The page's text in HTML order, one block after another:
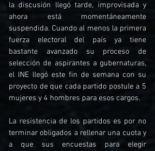
la discusión llegó tarde, improvisada y
ahora está momentáneamente
suspendida. Cuando al menos la primera
fuerza electoral del país ya tiene
bastante avanzado su proceso de
selección de aspirantes a gubernaturas,
el INE llegó este fin de semana con su
proyecto de que cada partido postule a 5
mujeres y 4 hombres para esos cargos.
La resistencia de los partidos es por no
terminar obligados a rellenar una cuota y
a que sus encuestas para elegir